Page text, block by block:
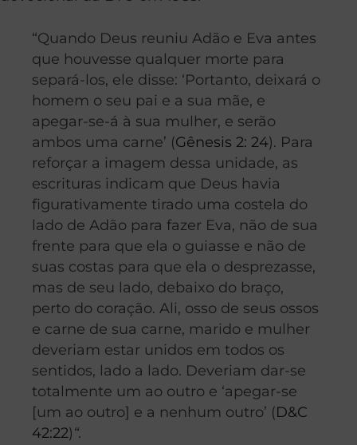
“Quando Deus reuniu Adão e Eva antes
que houvesse qualquer morte para
separá-los, ele disse: ‘Portanto, deixará o
homem o seu pai e a sua mãe, e
apegar-se-á à sua mulher, e serão
ambos uma carne’ (Gênesis 2: 24). Para
reforçar a imagem dessa unidade, as
escrituras indicam que Deus havia
figurativamente tirado uma costela do
lado de Adão para fazer Eva, não de sua
frente para que ela o guiasse e não de
suas costas para que ela o desprezasse,
mas de seu lado, debaixo do braço,
perto do coração. Ali, osso de seus ossos
e carne de sua carne, marido e mulher
deveriam estar unidos em todos os
sentidos, lado a lado. Deveriam dar-se
totalmente um ao outro e ‘apegar-se
[um ao outro] e a nenhum outro’ (D&C
42:22)“.